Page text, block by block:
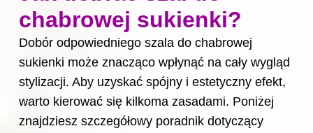
chabrowej sukienki?
Dobór odpowiedniego szala do chabrowej
sukienki może znacząco wpłynąć na cały wygląd
stylizacji. Aby uzyskać spójny i estetyczny efekt,
warto kierować się kilkoma zasadami. Poniżej
znajdziesz szczegółowy poradnik dotyczący